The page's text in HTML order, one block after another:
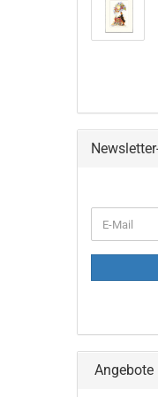
ZUR
E-
Mail
Angebote